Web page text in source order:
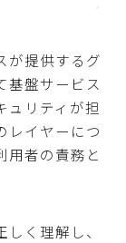
が提供するグ
基盤サービス
ュリティが担
レイヤーにつ
用者の責務と
く理解し、